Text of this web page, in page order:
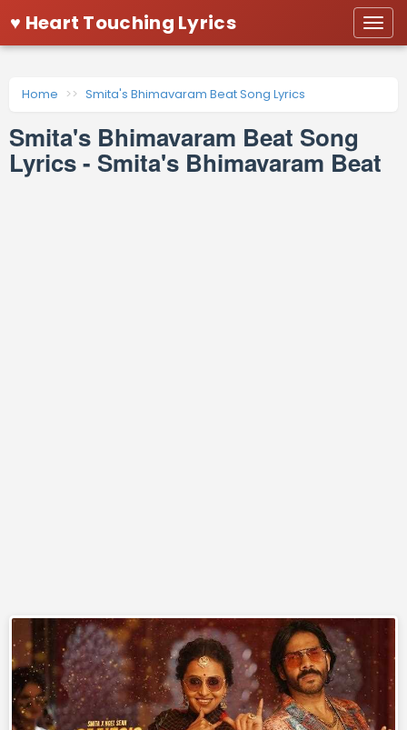
♥ Heart Touching Lyrics
Home Smita's Bhimavaram Beat Song Lyrics
Smita's Bhimavaram Beat Song
Lyrics - Smita's Bhimavaram Beat